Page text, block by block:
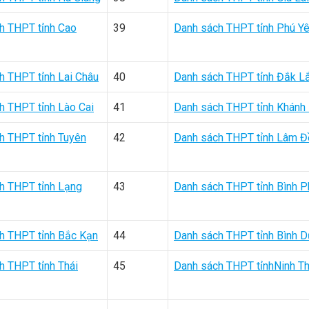
THPT tỉnh Cao 39 Danh sách THPT tỉnh Phú
THPT tỉnh Lai Châu 40 Danh sách THPT tỉnh Đắk
THPT tỉnh Lào Cai 41 Danh sách THPT tỉnh Khánh
THPT tỉnh Tuyên 42 Danh sách THPT tỉnh Lâm
THPT tỉnh Lạng 43 Danh sách THPT tỉnh Bình
THPT tỉnh Bắc Kạn 44 Danh sách THPT tỉnh Bình
THPT tỉnh Thái 45 Danh sách THPT tỉnhNinh